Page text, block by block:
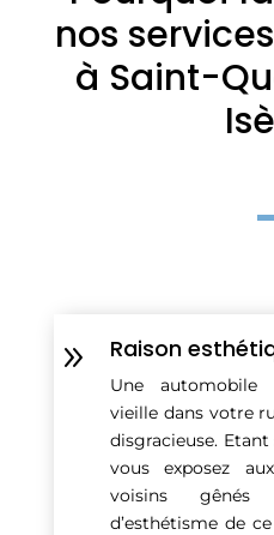
nos
à Saint-
9 Raison
Une
vieille dans votre
disgracieuse.
vous exposez
voisins
d’esthétisme de